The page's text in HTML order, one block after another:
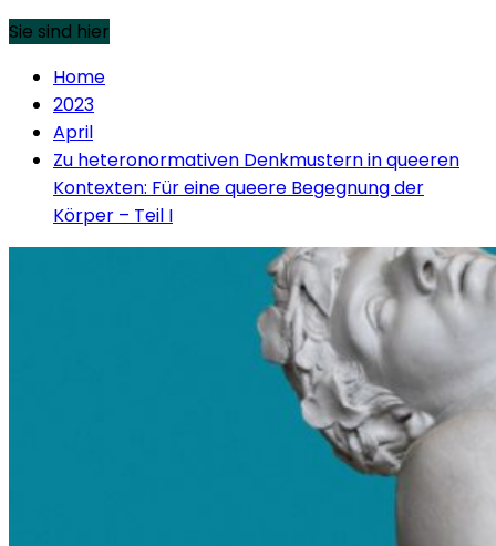
Sie sind hier
Home
2023
April
Zu heteronormativen Denkmustern in queeren
Kontexten: Für eine queere Begegnung der
Körper – Teil I